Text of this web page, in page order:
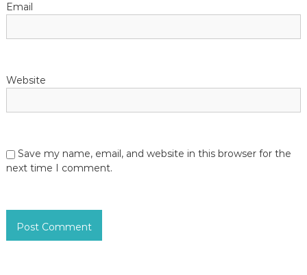
Email
Website
Save my name, email, and website in this browser for the
next time I comment.